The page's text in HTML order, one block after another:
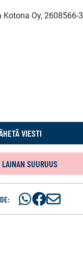
Kotona Oy, 2608566-3
VIESTI
SUURUUS
JaaJaaJ